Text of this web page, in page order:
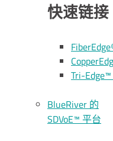
快速链接
Tri-Edge™
BlueRiver 的
SDVoE™ 平台